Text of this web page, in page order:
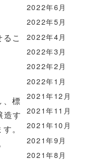
こ
、標
す
。
2022年6月
2022年5月
2022年4月
2022年3月
2022年2月
2022年1月
2021年12月
2021年11月
2021年10月
2021年9月
2021年8月